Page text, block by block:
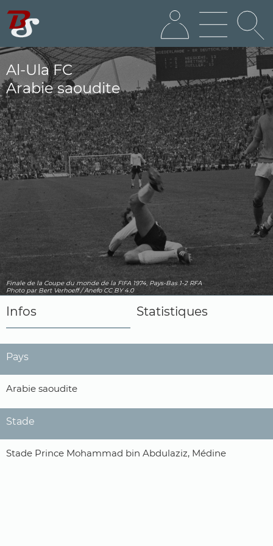
Al-Ula FC
Arabie saoudite
Finale de la Coupe du monde de la FIFA 1974, Pays-Bas 1-2 RFA
Photopar Bert Verhoeff / Anefo CC BY 4.0
Infos Statistiques
Pays
Arabie saoudite
Stade
Stade Prince Mohammad bin Abdulaziz, Médine